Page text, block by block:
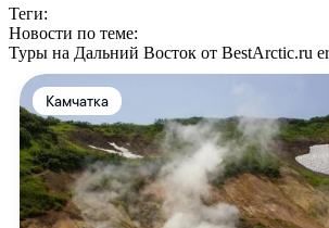
Теги:
Новости по теме:
Туры на Дальний Восток от BestArctic.ru